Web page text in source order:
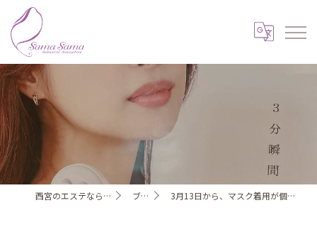
西宮のエステならSama Sama ブログ 3月13日から、マスク着用が個人の自由になります！